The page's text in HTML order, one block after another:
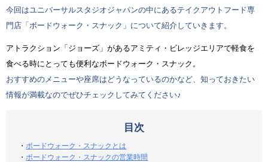
今回はユニバーサルスタジオジャパンの中にあるテイクアウトフード専
門店「ボードウォーク・スナック」について紹介していきます。
アトラクション「ジョーズ」があるアミティ・ビレッジエリアで軽食を
食べる時にとっても便利なボードウォーク・スナック。
おすすめのメニューや座席はどうなっているのかなど、知っておきたい
情報が満載なのでぜひチェックしてみてください♪
目次
・ボードウォーク・スナックとは
・ボードウォーク・スナックの営業時間